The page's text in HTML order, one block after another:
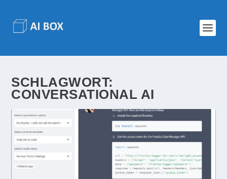
SCHLAGWORT:
CONVERSATIONAL AI